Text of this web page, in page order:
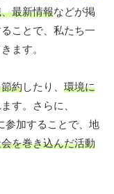
最新情報などが掲
ことで、私たち一
ます。
約したり、 環境に
す。さらに、
参加することで、地
を巻き込んだ活動